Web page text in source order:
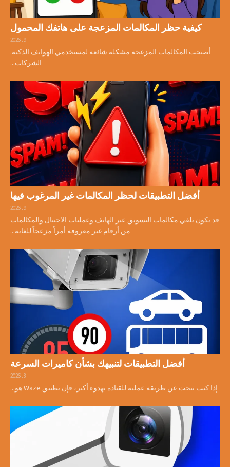
كيفية حظر المكالمات المزعجة على هاتفك المحمول
9، 2026
أصبحت المكالمات المزعجة مشكلة شائعة لمستخدمي الهواتف الذكية.
الشركات...
أفضل التطبيقات لحظر المكالمات غير المرغوب فيها
9، 2026
قد يكون تلقي مكالمات التسويق عبر الهاتف وعمليات الاحتيال والمكالمات
من أرقام غير معروفة أمراً مزعجاً للغاية...
أفضل التطبيقات لتنبيهك بشأن كاميرات السرعة
8، 2026
إذا كنت تبحث عن طريقة عملية للقيادة بهدوء أكبر، فإن تطبيق Waze هو...